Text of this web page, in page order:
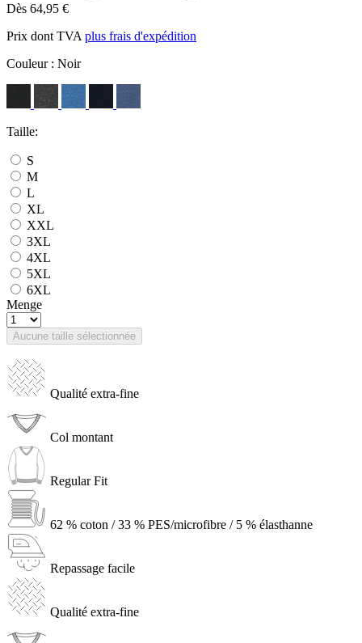
Dès 64,95 €
Prix dont TVA plus frais d'expédition
Couleur : Noir
Taille:
S
M
L
XL
XXL
3XL
4XL
5XL
6XL
Menge
Aucune taille sélectionnée
Qualité extra-fine
Col montant
Regular Fit
62 % coton / 33 % PES/microfibre / 5 % élasthanne
Repassage facile
Qualité extra-fine